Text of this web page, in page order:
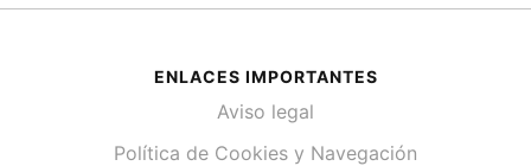
ENLACES IMPORTANTES
Aviso legal
Política de Cookies y Navegación